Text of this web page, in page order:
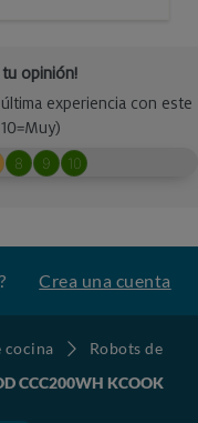
Crea una cuenta
cocina
Robots de
CCC200WH KCOOK